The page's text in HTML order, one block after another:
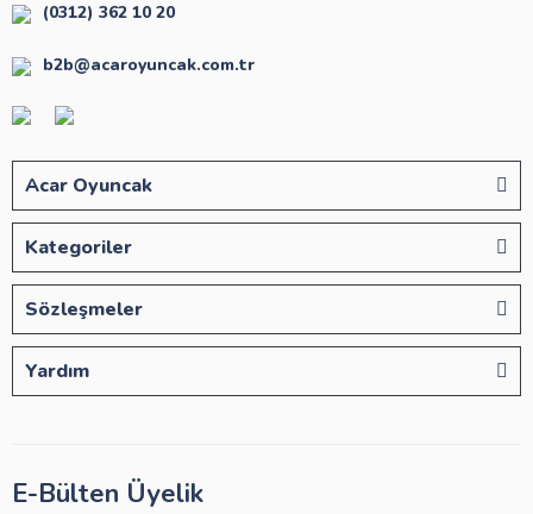
(0312) 362 10 20
b2b@acaroyuncak.com.tr
Acar Oyuncak
Kategoriler
Sözleşmeler
Yardım
E-Bülten Üyelik